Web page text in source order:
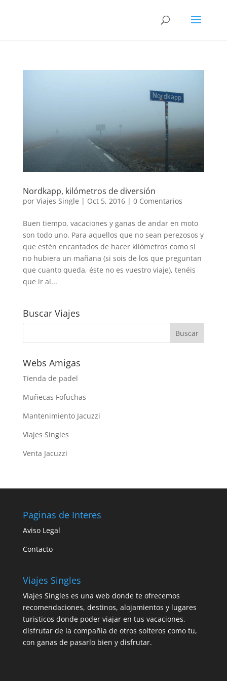
Nordkapp, kilómetros de diversión
por Viajes Single | Oct 5, 2016| 0 Comentarios
Buen tiempo, vacaciones y ganas de andar en moto
son todo uno. Para aquellos que no sean perezosos y
que estén encantados de hacer kilómetros como si
no hubiera un mañana (si sois de los que preguntan
que cuanto queda, éste no es vuestro viaje), tenéis
que ir al...
Buscar Viajes
Webs Amigas
Tienda de padel
Muñecas Fofuchas
Mantenimiento Jacuzzi
Viajes Singles
Venta Jacuzzi
Paginas de Interes
Aviso Legal
Contacto
Viajes Singles
Viajes Singles es una web donde te ofrecemos
recomendaciones, destinos, alojamientos y lugares
turisticos donde poder viajar en tus vacaciones,
disfrutar de la compañia de otros solteros como tu,
con ganas de pasarlo bien y disfrutar.